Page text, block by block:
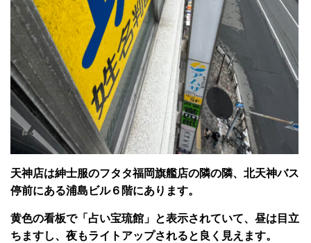
天神店は紳士服のフタタ福岡旗艦店の隣の隣、北天神バス
停前にある浦島ビル６階にあります。
黄色の看板で「占い宝琉館」と表示されていて、昼は目立
ちますし、夜もライトアップされると良く見えます。